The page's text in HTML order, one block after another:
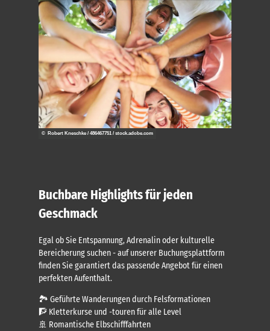
Buchbare Highlights für jeden
Geschmack
Egal ob Sie Entspannung, Adrenalin oder kulturelle
Bereicherung suchen - auf unserer Buchungsplattform
finden Sie garantiert das passende Angebot für einen
perfekten Aufenthalt.
🏞️ Geführte Wanderungen durch Felsformationen
🧗 Kletterkurse und -touren für alle Level
🚢 Romantische Elbschifffahrten
© Robert Kneschke / 486467751 / stock.adobe.com